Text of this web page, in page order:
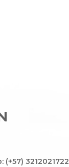
(+57) 3212021722